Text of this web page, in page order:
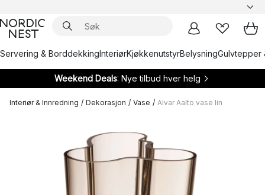
Servering & BorddekkingInteriørKjøkkenutstyrBelysningGulvtepper
Weekend Deals: Nye tilbud hver helg
Interiør & Innredning / Dekorasjon / Vase / Alvar Aalto vase lin